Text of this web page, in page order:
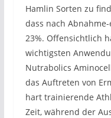
Hamlin Sorten zu
dass nach
23%. Offensichtlich
wichtigsten
Nutrabolics
das Auftreten von
hart trainierende
Zeit, während der